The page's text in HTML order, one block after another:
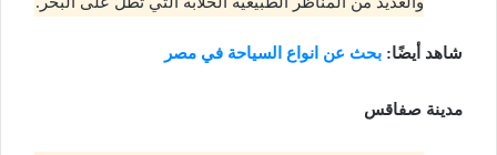
شاهد أيضًا: بحث عن انواع السياحة في مصر
مدينة صفاقس